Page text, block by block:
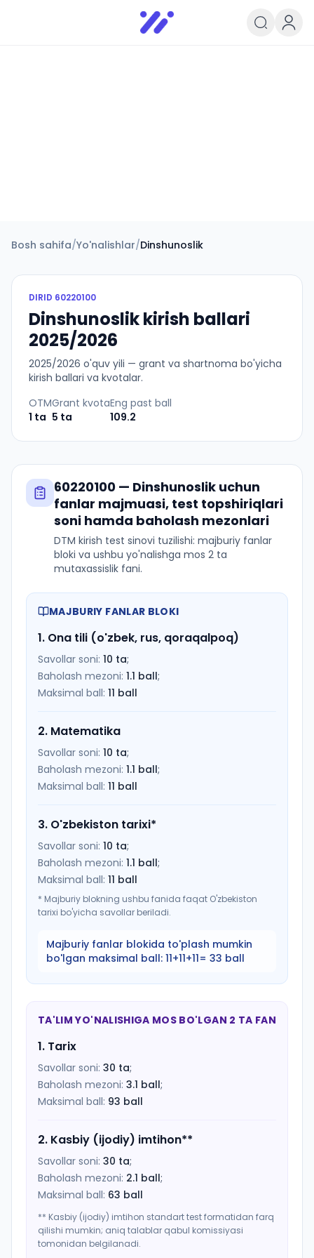
Infoedu
Ta&#039;lim xabarlari va
Bosh sahifa/Yo'nalishlar/Dinshunoslik
DIRID 60220100
Dinshunoslik kirish ballari
2025/2026
2025/2026 o'quv yili — grant va shartnoma bo'yicha
kirish ballari va kvotalar.
OTM
1 ta
Grant kvota
5 ta
Eng past ball
109.2
60220100 — Dinshunoslik uchun
fanlar majmuasi, test topshiriqlari
soni hamda baholash mezonlari
DTM kirish test sinovi tuzilishi: majburiy fanlar
bloki va ushbu yo'nalishga mos 2 ta
mutaxassislik fani.
MAJBURIY FANLAR BLOKI
1. Ona tili (o'zbek, rus, qoraqalpoq)
Savollar soni: 10 ta;
Baholash mezoni: 1.1 ball;
Maksimal ball: 11 ball
2. Matematika
Savollar soni: 10 ta;
Baholash mezoni: 1.1 ball;
Maksimal ball: 11 ball
3. O'zbekiston tarixi*
Savollar soni: 10 ta;
Baholash mezoni: 1.1 ball;
Maksimal ball: 11 ball
* Majburiy blokning ushbu fanida faqat O'zbekiston
tarixi bo'yicha savollar beriladi.
Majburiy fanlar blokida to'plash mumkin
bo'lgan maksimal ball: 11+11+11= 33 ball
TA'LIM YO'NALISHIGA MOS BO'LGAN 2 TA FAN
1. Tarix
Savollar soni: 30 ta;
Baholash mezoni: 3.1 ball;
Maksimal ball: 93 ball
2. Kasbiy (ijodiy) imtihon**
Savollar soni: 30 ta;
Baholash mezoni: 2.1 ball;
Maksimal ball: 63 ball
** Kasbiy (ijodiy) imtihon standart test formatidan farq
qilishi mumkin; aniq talablar qabul komissiyasi
tomonidan belgilanadi.